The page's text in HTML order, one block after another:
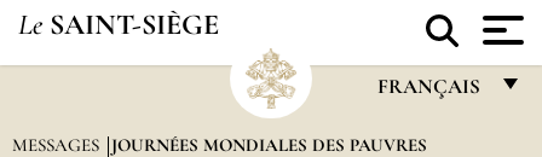
Le SAINT-SIÈGE
FRANÇAIS
FRANÇAIS
MESSAGES JOURNÉES MONDIALES DES PAUVRES